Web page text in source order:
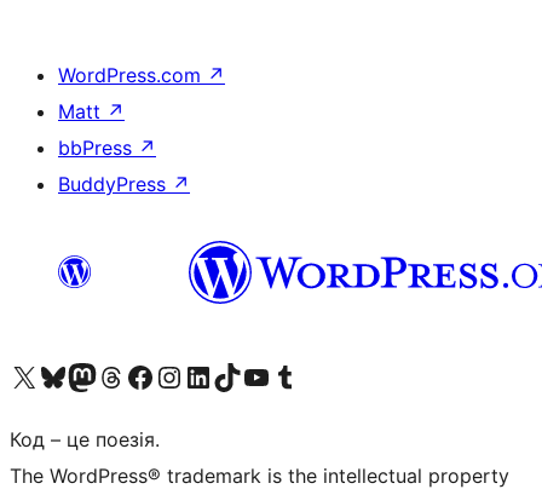
WordPress.com ↗
Matt ↗
bbPress ↗
BuddyPress ↗
Visit our X (formerly Twitter) account
Visit our Bluesky account
Завітайте до нашої стрічки в Mastodon
Visit our Threads account
Завітайте на нашу сторінку в Facebook
Visit our Instagram account
Visit our LinkedIn account
Visit our TikTok account
Visit our YouTube channel
Visit our Tumblr account
Код – це поезія.
The WordPress® trademark is the intellectual property